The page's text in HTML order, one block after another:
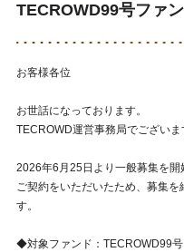
TECROWD99号ファ
お客様各位
お世話になっております。
TECROWD運営事務局でございま
2026年6月25日より一般募集を
ご契約をいただいたため、募集
す。
◆対象ファンド：TECROWD99